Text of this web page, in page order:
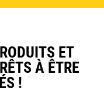
ET
À ÊTRE
!